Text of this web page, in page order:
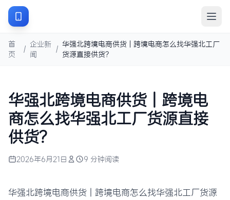
首
页
/
企业新
闻
/
华强北跨境电商供货 | 跨境电商怎么找华强北工厂
货源直接供货？
华强北跨境电商供货 | 跨境电
商怎么找华强北工厂货源直接
供货？
2026年6月21日 9 分钟阅读
华强北跨境电商供货 | 跨境电商怎么找华强北工厂货源